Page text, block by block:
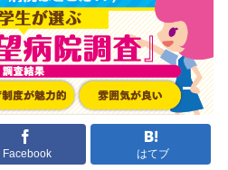
Facebook はてブ